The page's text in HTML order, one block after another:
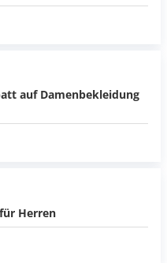
auf Damenbekleidung
Herren